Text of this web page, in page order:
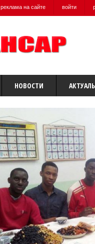
реклама на сайте войти
НОВОСТИ